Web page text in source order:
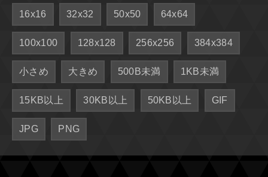
16x16 32x32 50x50 64x64
100x100 128x128 256x256 384x384
小さめ 大きめ 500B未満 1KB未満
15KB以上 30KB以上 50KB以上 GIF
JPG PNG